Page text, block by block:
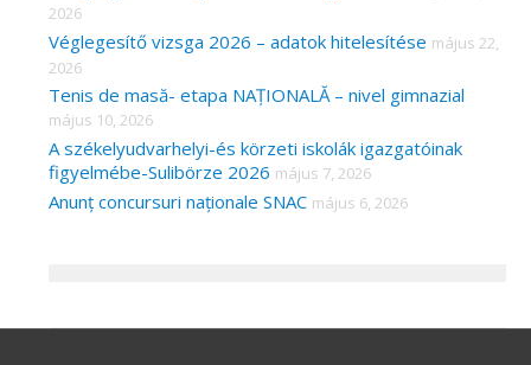
2026
Véglegesítő vizsga 2026 – adatok hitelesítése május 22,
2026
Tenis de masă- etapa NAȚIONALĂ – nivel gimnazial
május 10, 2026
A székelyudvarhelyi-és körzeti iskolák igazgatóinak
figyelmébe-Sulibörze 2026 május 7, 2026
Anunț concursuri naționale SNAC május 6, 2026